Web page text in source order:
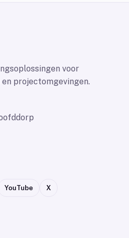
voor
projectomgevingen.
YouTube X